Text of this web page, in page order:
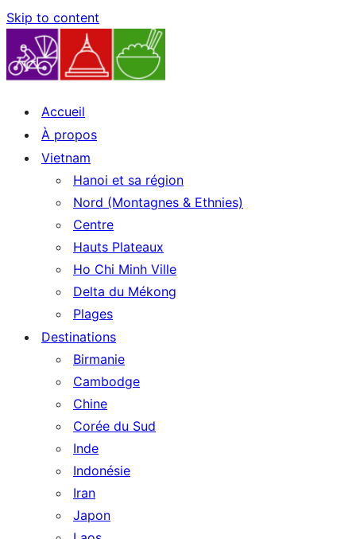
Skip to content
Accueil
À propos
Vietnam
Hanoi et sa région
Nord (Montagnes & Ethnies)
Centre
Hauts Plateaux
Ho Chi Minh Ville
Delta du Mékong
Plages
Destinations
Birmanie
Cambodge
Chine
Corée du Sud
Inde
Indonésie
Iran
Japon